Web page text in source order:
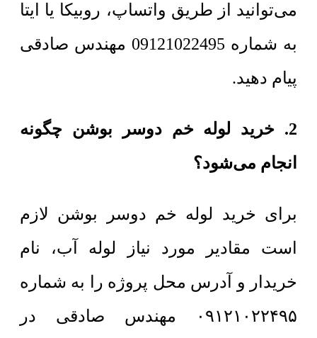
می‌توانید از طریق واتساپ، روبیکا یا ایتا
به شماره 09121022495 مهندس صادقی
پیام دهید.
2. خرید لوله خم دوسر بوشن چگونه
انجام می‌شود؟
برای خرید لوله خم دوسر بوشن لازم
است مقادیر مورد نیاز لوله آب، نام
خریدار و آدرس محل پروژه را به شماره
۰۹۱۲۱۰۲۲۴۹۵ مهندس صادقی در